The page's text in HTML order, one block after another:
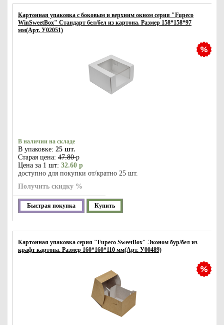
Картонная упаковка с боковым и верхним окном серия "Fupeco
WinSweetBox" Стандарт бел/бел из картона. Размер 158*158*97
мм(Арт. У02051)
В наличии на складе
В упаковке: 25 шт.
Старая цена: 47.80р
Цена за 1 шт: 32.60 р
доступно для покупки от/кратно 25 шт.
Получить скидку %
Быстрая покупка Купить
Картонная упаковка серия "Fupeco SweetBox" Эконом бур/бел из
крафт картона. Размер 160*160*110 мм(Арт. У00489)